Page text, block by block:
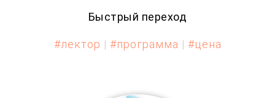
Быстрый переход
#лектор | #программа | #цена